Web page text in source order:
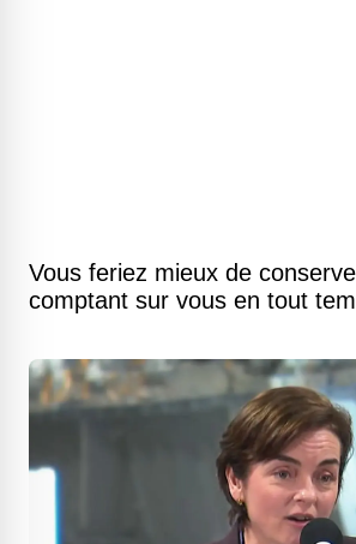
Vous feriez mieux de
comptant sur vous en tout